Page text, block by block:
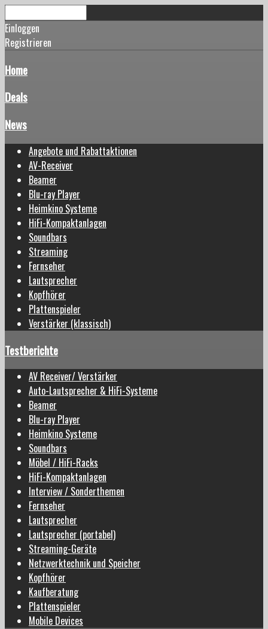
Einloggen
Registrieren
Home
Deals
News
Angebote und Rabattaktionen
AV-Receiver
Beamer
Blu-ray Player
Heimkino Systeme
HiFi-Kompaktanlagen
Soundbars
Streaming
Fernseher
Lautsprecher
Kopfhörer
Plattenspieler
Verstärker (klassisch)
Testberichte
AV Receiver/ Verstärker
Auto-Lautsprecher & HiFi-Systeme
Beamer
Blu-ray Player
Heimkino Systeme
Soundbars
Möbel / HiFi-Racks
HiFi-Kompaktanlagen
Interview / Sonderthemen
Fernseher
Lautsprecher
Lautsprecher (portabel)
Streaming-Geräte
Netzwerktechnik und Speicher
Kopfhörer
Kaufberatung
Plattenspieler
Mobile Devices